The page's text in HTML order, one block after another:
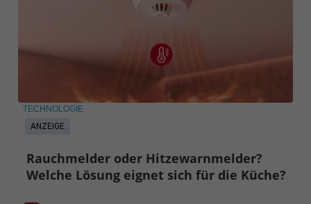
ANZEIGE
TECHNOLOGIE
Rauchmelder oder Hitzewarnmelder?
Welche Lösung eignet sich für die Küche?